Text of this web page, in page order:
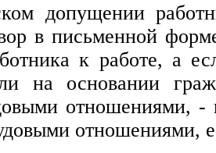
допущении
в письменной
к работе, а
на основании
отношениями, -
отношениями,